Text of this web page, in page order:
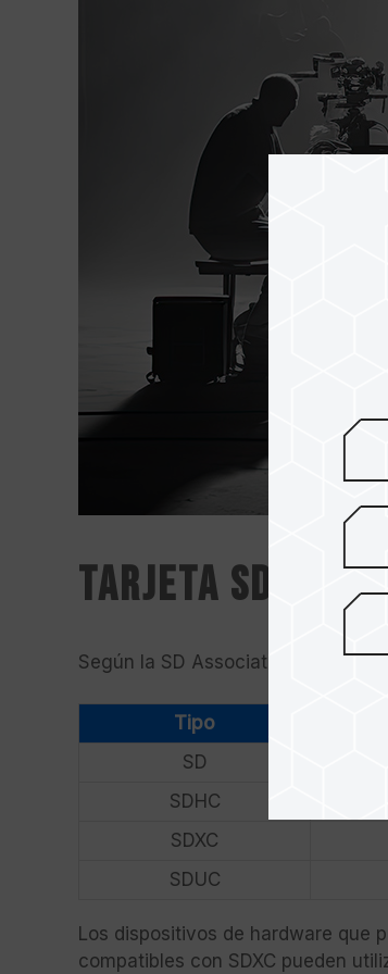
Tarjeta SD
Según la SD Association, existen
Tipo
SD
SDHC
SDXC
SDUC
Los dispositivos de hardware que
compatibles con SDXC pueden